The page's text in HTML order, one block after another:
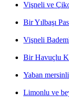
Vişneli ve
Bir Yılbaşı
Vişneli
Bir Havuçlu
Yaban
Limonlu ve